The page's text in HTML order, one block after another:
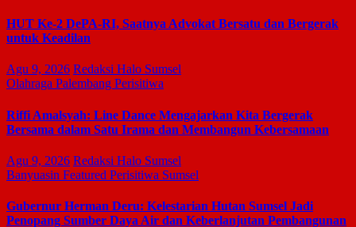
HUT Ke-2 DePA-RI, Saatnya Advokat Bersatu dan Bergerak
untuk Keadilan
Agu 9, 2026 Redaksi Halo Sumsel
Olahraga Palembang Perisitiwa
Riffi Amalsyah: Line Dance Mengajarkan Kita Bergerak
Bersama dalam Satu Irama dan Membangun Kebersamaan
Agu 9, 2026 Redaksi Halo Sumsel
Banyuasin Featured Perisitiwa Sumsel
Gubernur Herman Deru: Kelestarian Hutan Sumsel Jadi
Penopang Sumber Daya Air dan Keberlanjutan Pembangunan